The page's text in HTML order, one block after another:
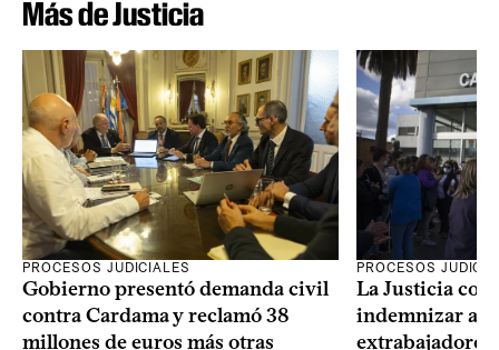
Más de Justicia
PROCESOS JUDICIALES
Gobierno presentó demanda civil
contra Cardama y reclamó 38
millones de euros más otras
PROCESOS
La Justicia
indemnizar a
extrabajadores